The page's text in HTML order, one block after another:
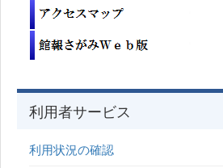
利用者サービス
利用状況の確認